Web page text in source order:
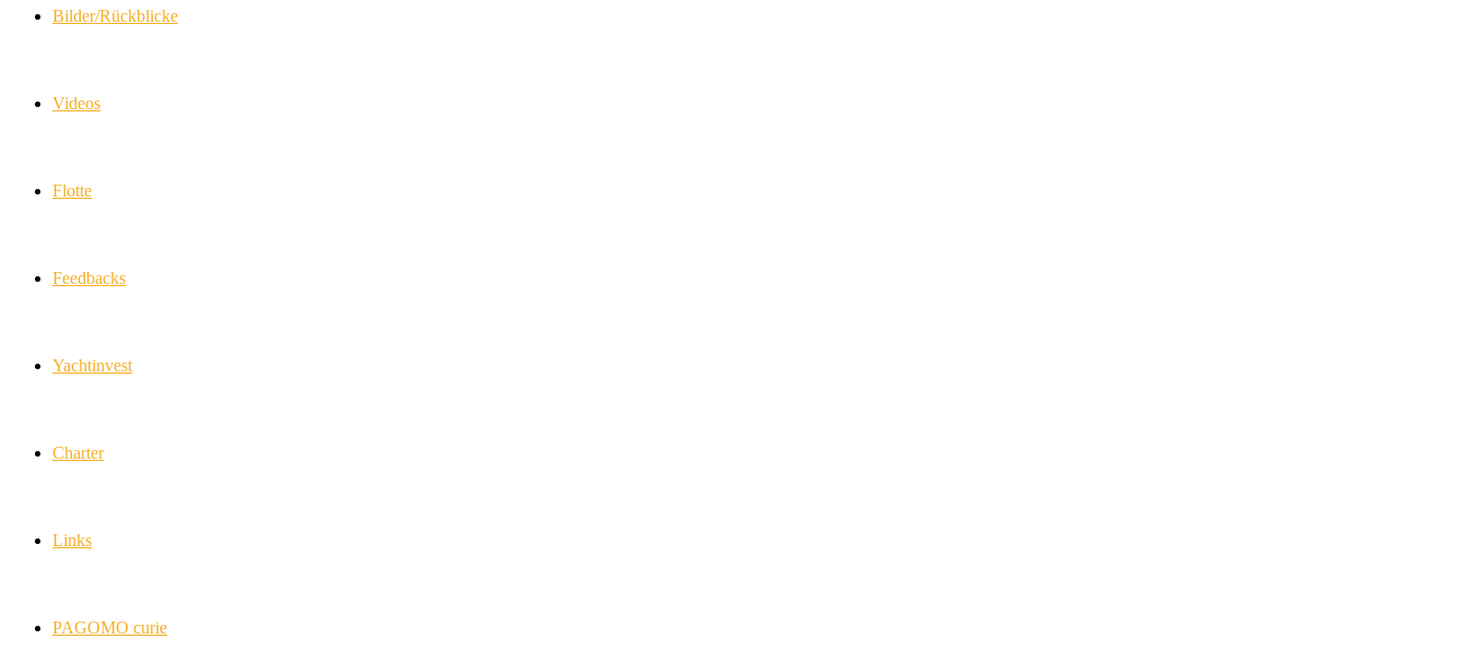
Bilder/Rückblicke
Videos
Flotte
Feedbacks
Yachtinvest
Charter
Links
PAGOMO curie